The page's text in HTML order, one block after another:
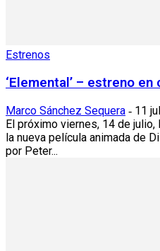
Estrenos
‘Elemental’ – estreno
Marco Sánchez Sequera - 11
El próximo viernes, 14 de
la nueva película animada de
por Peter...